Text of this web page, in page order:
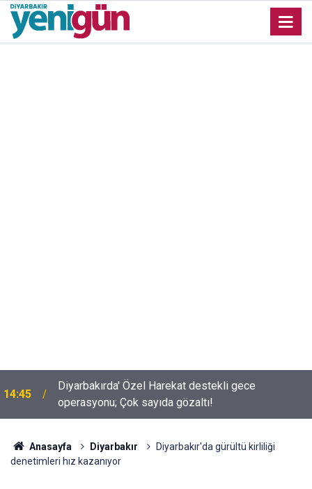
14:45
operasyonu; Çok sayıda gözaltı!
10:02
İYİ Partili Uz açıkladı; Türkiye’de kaç milyon Kürt
var?
Anasayfa Diyarbakır
Diyarbakır'da gürültü kirliliği
denetimleri hız kazanıyor